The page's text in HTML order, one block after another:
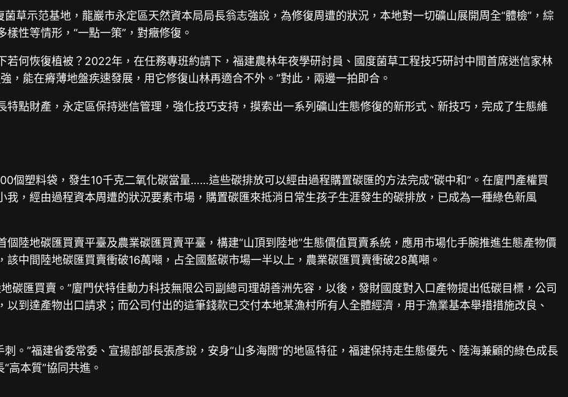
草示范基地，龍巖市永定區天然資本局局長翁志強說，為修復周遭的狀況，本地對一切礦山展開周全“體檢”，綜
性等情形，“一點一策”，對癥修復。
何恢復植被？2022年，在任務專班約請下，福建農林年夜學研討員、國度菌草工程技巧研討中間首席迷信家林
強，能在瘠薄地盤疾速發展，用它修復山林再適合不外。”對此，兩邊一拍即合。
點財產，永定區保持迷信管理，強化技巧支持，摸索出一系列礦山生態修復的新形式、新技巧，完成了生態維
個塑料袋，發生10千克二氧化碳當量……這些碳排放可以經由過程購置碳匯的方法完成“碳中和”。在廈門產權買
，經由過程資本周遭的狀況要素市場，購置碳匯來抵消日常生孩子生涯發生的碳排放，已成為一種綠色新風
陸地碳匯買賣平臺及農業碳匯買賣平臺，構建“山頂到陸地”生態價值買賣系統，應用市場化手腕推進生態產物價
中間陸地碳匯買賣衝破16萬噸，占全國藍碳市場一半以上，農業碳匯買賣衝破28萬噸。
碳匯買賣。”廈門伏特佳動力科技無限公司副總司理胡善洲先容，以後，發財國度對入口產物提出低碳目標，公司
到達產物出口請求；而公司付出的這筆錢款已交付本地某漁村所有人全體經濟，用于漁業基本舉措措施改良、
刺。”福建省委常委、宣揚部部長張彥說，安身“山多海闊”的地區特征，福建保持走生態優先、陸海兼顧的綠色成長
高本質”協同共進。